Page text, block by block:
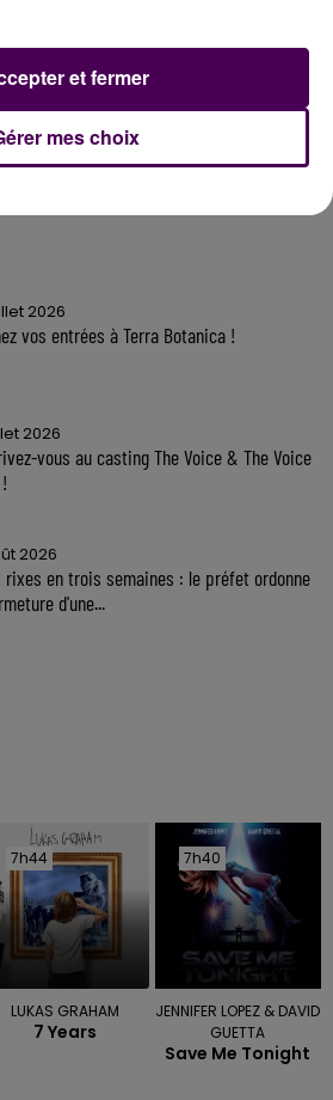
2026
vos entrées à Terra Botanica !
2026
vous au casting The Voice & The Voice
2026
rixes en trois semaines : le préfet ordonne
d'une...
7h44
7h44
LUKAS GRAHAM
7 Years
7h40
7h40
JENNIFER LOPEZ & DAVID
GUETTA
Save Me Tonight
mes choix
et fermer